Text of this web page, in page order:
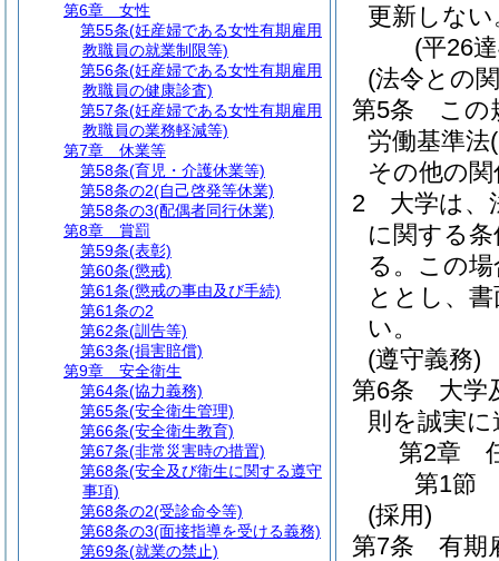
更新しない
(平26
(法令との
第5条
この
労働基準法
その他の
2
大学は、
に関する
る。 この
ととし、
い。
(遵守義務)
第6条
大学
則を誠実
第2章
第1節
(採用)
第7条
有期
第6章
女性
第55条(妊産婦である女性有期雇用
教職員の就業制限等)
第56条(妊産婦である女性有期雇用
教職員の健康診査)
第57条(妊産婦である女性有期雇用
教職員の業務軽減等)
第7章
休業等
第58条(育児・介護休業等)
第58条の2(自己啓発等休業)
第58条の3(配偶者同行休業)
第8章
賞罰
第59条(表彰)
第60条(懲戒)
第61条(懲戒の事由及び手続)
第61条の2
第62条(訓告等)
第63条(損害賠償)
第9章
安全衛生
第64条(協力義務)
第65条(安全衛生管理)
第66条(安全衛生教育)
第67条(非常災害時の措置)
第68条(安全及び衛生に関する遵守
事項)
第68条の2(受診命令等)
第68条の3(面接指導を受ける義務)
第69条(就業の禁止)